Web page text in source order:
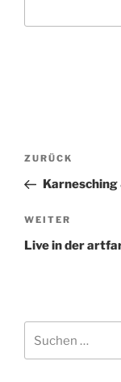
Vorheriger
Beitrag
ZURÜCK
Karnesching
Nächster
Beitrag
WEITER
Live in der
nach: